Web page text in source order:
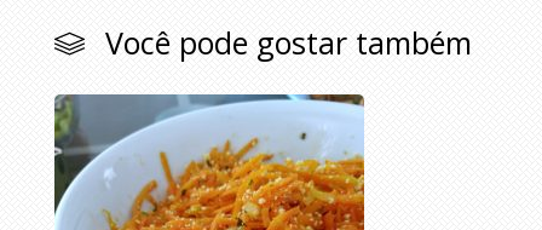
Você pode gostar também